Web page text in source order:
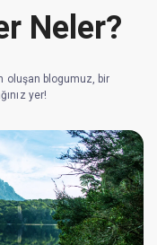
Neler?
oluşan blogumuz, bir
yer!